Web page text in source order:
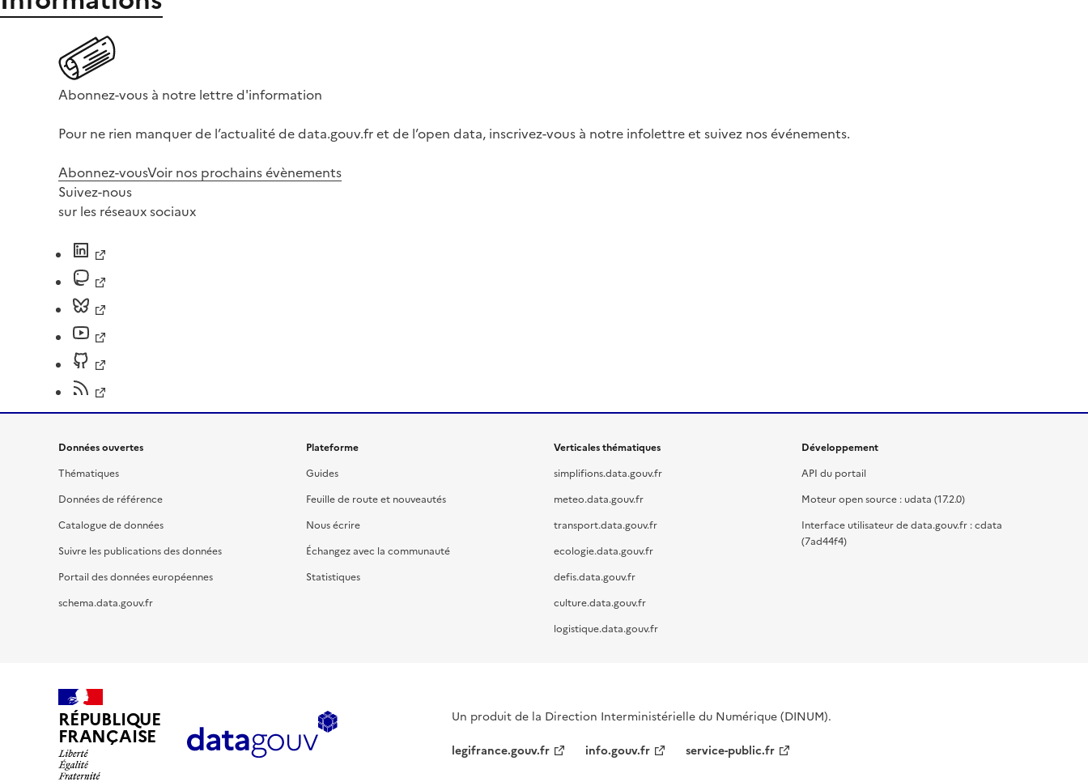
Abonnez-vous à notre lettre d'information
Pour ne rien manquer de l’actualité de data.gouv.fr et de l’open data, inscrivez-vous à notre infolettre et suivez nos événements.
Abonnez-vousVoir nos prochains évènements
Suivez-nous
sur les réseaux sociaux
Données ouvertes
Thématiques
Données de référence
Catalogue de données
Suivre les publications des données
Portail des données européennes
schema.data.gouv.fr
Plateforme
Guides
Feuille de route et nouveautés
Nous écrire
Échangez avec la communauté
Statistiques
Verticales thématiques
simplifions.data.gouv.fr
meteo.data.gouv.fr
transport.data.gouv.fr
ecologie.data.gouv.fr
defis.data.gouv.fr
culture.data.gouv.fr
logistique.data.gouv.fr
Développement
API du portail
Moteur open source : udata (17.2.0)
Interface utilisateur de data.gouv.fr : cdata
(7ad44f4)
RÉPUBLIQUE
FRANÇAISE
Un produit de la Direction Interministérielle du Numérique (DINUM).
legifrance.gouv.fr
info.gouv.fr service-public.fr